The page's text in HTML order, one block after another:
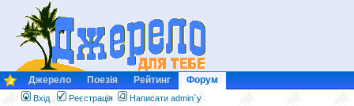
Джерело Поезія Рейтинг Форум
Вхід Реєстрація Написати admin`у